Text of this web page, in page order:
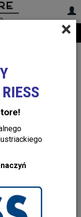
+48 22 299 19 84
×